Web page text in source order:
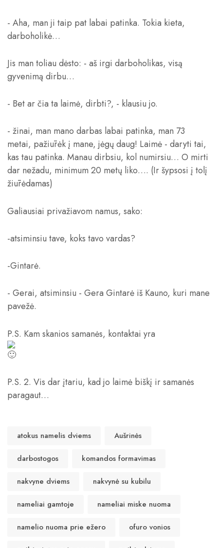
- Aha, man ji taip pat labai patinka. Tokia kieta,
darboholikė…
Jis man toliau dėsto: - aš irgi darboholikas, visą
gyvenimą dirbu…
- Bet ar čia ta laimė, dirbti?, - klausiu jo.
- žinai, man mano darbas labai patinka, man 73
metai, pažiūrėk į mane, jėgų daug! Laimė - daryti tai,
kas tau patinka. Manau dirbsiu, kol numirsiu… O mirti
dar nežadu, minimum 20 metų liko…. (Ir šypsosi į tolį
žiūrėdamas)
Galiausiai privažiavom namus, sako:
-atsiminsiu tave, koks tavo vardas?
-Gintarė.
- Gerai, atsiminsiu - Gera Gintarė iš Kauno, kuri mane
pavežė.
P.S. Kam skanios samanės, kontaktai yra
P.S. 2. Vis dar įtariu, kad jo laimė biškį ir samanės
paragaut…
atokus namelis dviems Aušrinės
darbostogos komandos formavimas
nakvyne dviems nakvynė su kubilu
nameliai gamtoje nameliai miske nuoma
namelio nuoma prie ežero ofuro vonios